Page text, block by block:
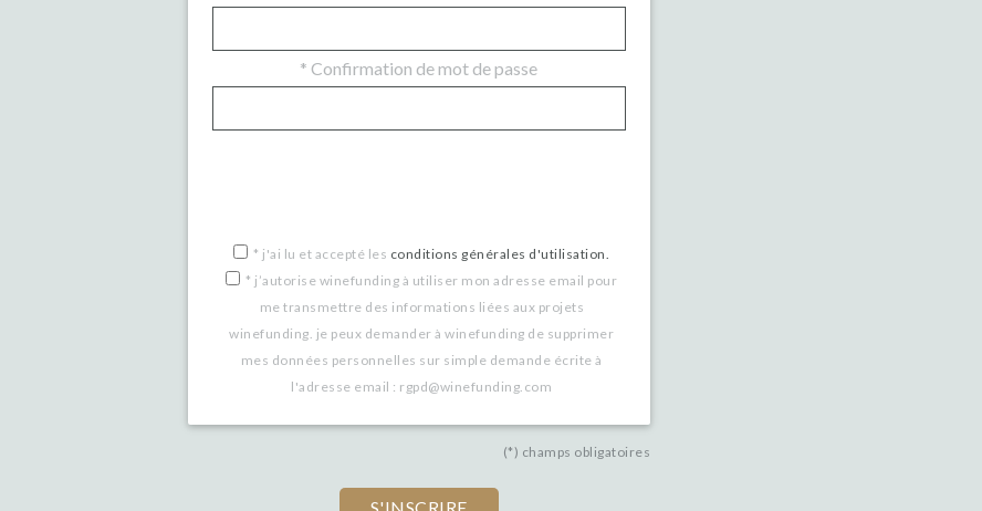
* Confirmation de mot de passe
human,
ignore
* j'ai lu et accepté les conditions générales d'utilisation.
* j’autorise winefunding à utiliser mon adresse email pour
me transmettre des informations liées aux projets
winefunding. je peux demander à winefunding de supprimer
mes données personnelles sur simple demande écrite à
l'adresse email : rgpd@winefunding.com
(*) champs obligatoires